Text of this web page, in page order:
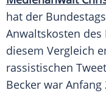
hat der
Anwaltskosten
diesem Vergleich
rassistischen
Becker war